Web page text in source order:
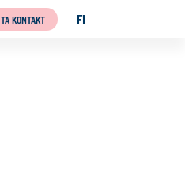
TA KONTAKT FI
SUOMI